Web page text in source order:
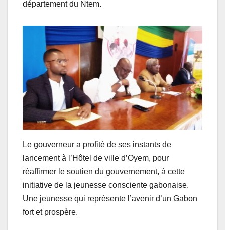
département du Ntem.
Le gouverneur a profité de ses instants de
lancement à l’Hôtel de ville d’Oyem, pour
réaffirmer le soutien du gouvernement, à cette
initiative de la jeunesse consciente gabonaise.
Une jeunesse qui représente l’avenir d’un Gabon
fort et prospère.